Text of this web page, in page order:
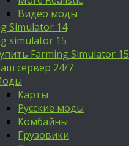
Видео моды
Simulator 14
simulator 15
Farming Simulator 15
сервер 24/7
Карты
Русские моды
Комбайны
Грузовики